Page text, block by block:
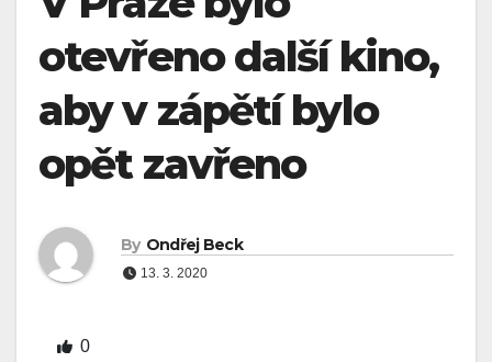
otevřeno další kino,
aby v zápětí bylo
opět zavřeno
By Ondřej Beck
13. 3. 2020
0